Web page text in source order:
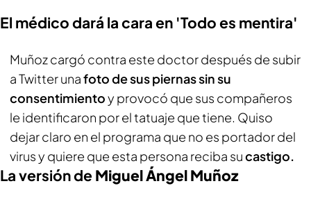
El médico dará la cara en 'Todo es mentira'
Muñoz cargó contra este doctor después de subir
a Twitter unafoto de sus piernas sin su
consentimientoy provocó que sus compañeros
le identificaron por el tatuaje que tiene. Quiso
dejar claro en el programa que no es portador del
virus y quiere que esta persona reciba sucastigo.
La versión de Miguel Ángel Muñoz